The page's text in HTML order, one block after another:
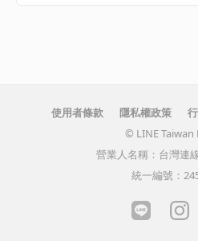
使用者條款 隱私權政策
© LINE Taiwan
營業人名稱：台灣連
統一編號：